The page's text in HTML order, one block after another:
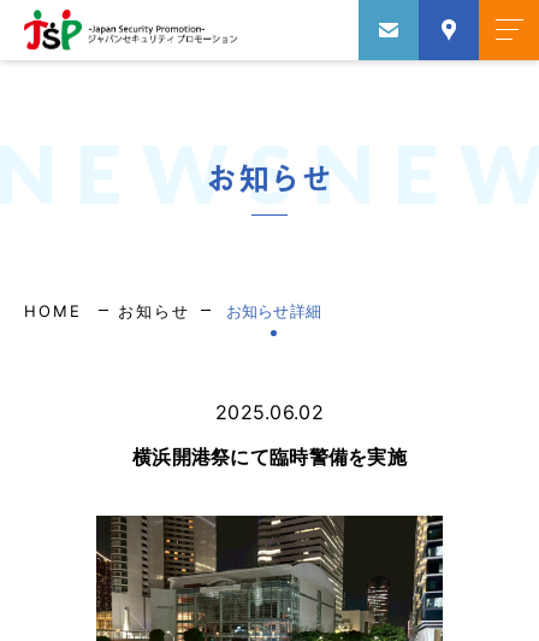
お知らせ
HOME お知らせ お知らせ詳細
2025.06.02
横浜開港祭にて臨時警備を実施